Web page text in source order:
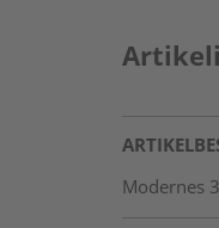
Modernes